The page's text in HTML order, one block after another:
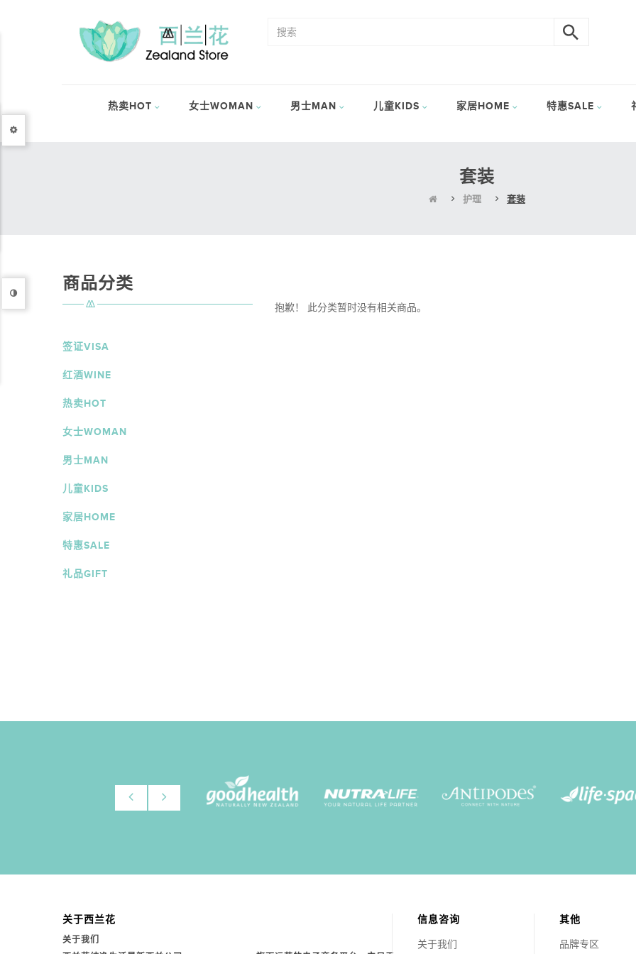
热卖HOT 女士WOMAN 男士MAN 儿童KIDS 家居HOME 特惠SALE
套装
护理 套装
商品分类
签证VISA
红酒WINE
热卖HOT
女士WOMAN
男士MAN
儿童KIDS
家居HOME
特惠SALE
礼品GIFT
抱歉！ 此分类暂时没有相关商品。
关于西兰花
关于我们
信息咨询
关于我们
其他
品牌专区